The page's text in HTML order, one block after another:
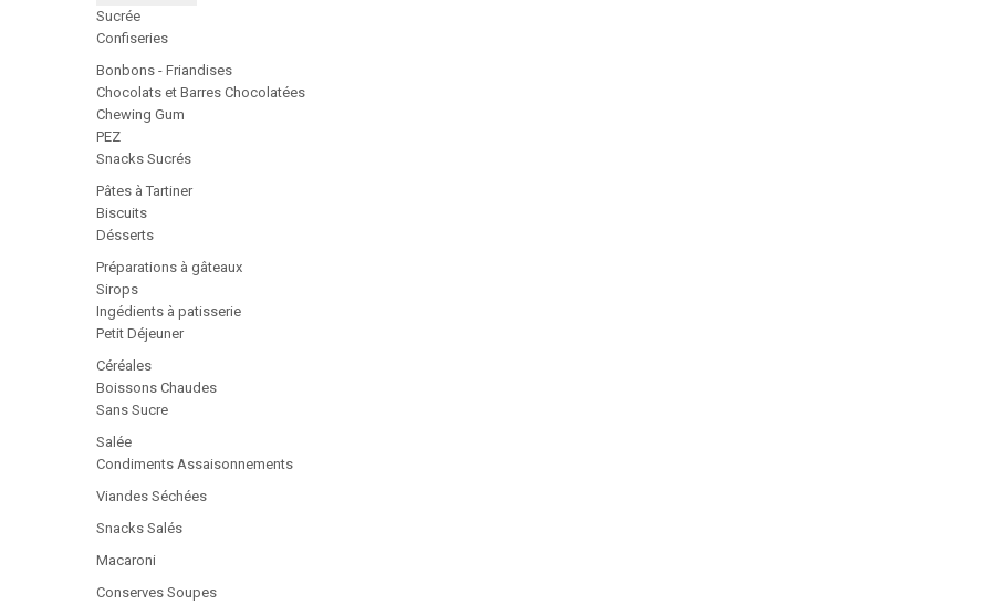
Sucrée
Confiseries
Bonbons - Friandises
Chocolats et Barres Chocolatées
Chewing Gum
PEZ
Snacks Sucrés
Pâtes à Tartiner
Biscuits
Désserts
Préparations à gâteaux
Sirops
Ingédients à patisserie
Petit Déjeuner
Céréales
Boissons Chaudes
Sans Sucre
Salée
Condiments Assaisonnements
Viandes Séchées
Snacks Salés
Macaroni
Conserves Soupes